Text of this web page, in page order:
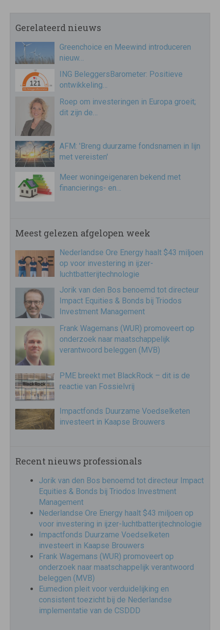
Gerelateerd nieuws
Greenchoice en Meewind introduceren
nieuw…
ING BeleggersBarometer: Positieve
ontwikkeling…
Roep om investeringen in Europa groeit;
dit zijn de…
AFM: 'Breng duurzame fondsnamen in lijn
met vereisten'
Meer woningeigenaren bekend met
financierings- en…
Meest gelezen afgelopen week
Nederlandse Ore Energy haalt $43 miljoen
op voor investering in ijzer-
luchtbatterijtechnologie
Jorik van den Bos benoemd tot directeur
Impact Equities & Bonds bij Triodos
Investment Management
Frank Wagemans (WUR) promoveert op
onderzoek naar maatschappelijk
verantwoord beleggen (MVB)
PME breekt met BlackRock – dit is de
reactie van Fossielvrij
Impactfonds Duurzame Voedselketen
investeert in Kaapse Brouwers
Recent nieuws professionals
Jorik van den Bos benoemd tot directeur Impact
Equities & Bonds bij Triodos Investment
Management
Nederlandse Ore Energy haalt $43 miljoen op
voor investering in ijzer-luchtbatterijtechnologie
Impactfonds Duurzame Voedselketen
investeert in Kaapse Brouwers
Frank Wagemans (WUR) promoveert op
onderzoek naar maatschappelijk verantwoord
beleggen (MVB)
Eumedion pleit voor verduidelijking en
consistent toezicht bij de Nederlandse
implementatie van de CSDDD